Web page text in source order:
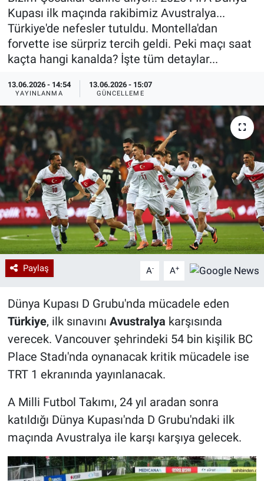
Kupası ilk maçında rakibimiz Avustralya...
Türkiye'de nefesler tutuldu. Montella'dan
forvette ise sürpriz tercih geldi. Peki maçı saat
kaçta hangi kanalda? İşte tüm detaylar...
13.06.2026 - 14:54
YAYINLANMA
13.06.2026 - 15:07
GÜNCELLEME
Paylaş A- A+
Dünya Kupası D Grubu'nda mücadele eden
Türkiye, ilk sınavını Avustralya karşısında
verecek. Vancouver şehrindeki 54 bin kişilik BC
Place Stadı'nda oynanacak kritik mücadele ise
TRT 1 ekranında yayınlanacak.
A Milli Futbol Takımı, 24 yıl aradan sonra
katıldığı Dünya Kupası'nda D Grubu'ndaki ilk
maçında Avustralya ile karşı karşıya gelecek.
Özel Haberler
Yazarlar
Dünya
Medya
Özel Haberler
Kadın
Erişim Bilgileri
Sağlık
Teknoloji
Ramazan
Haber Arşivi